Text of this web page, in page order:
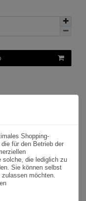
Shopping-
für den Betrieb der
solche, die lediglich zu
Sie können selbst
möchten.